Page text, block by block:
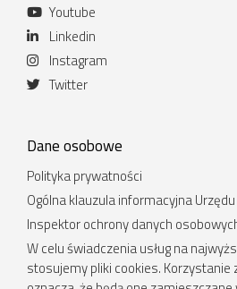
Youtube
Linkedin
Instagram
Twitter
Dane osobowe
Polityka prywatności
Ogólna klauzula informacyjna
Inspektor ochrony danych
W celu świadczenia usług na
stosujemy pliki cookies. Korzystanie